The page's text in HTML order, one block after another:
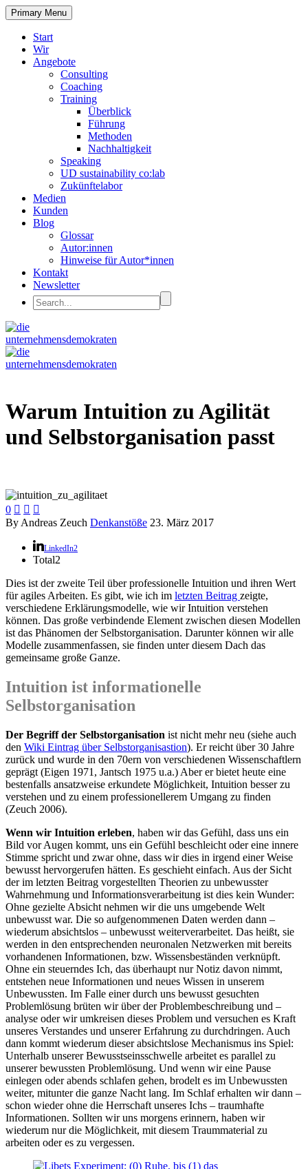
Primary Menu
Start
Wir
Angebote
Consulting
Coaching
Training
Überblick
Führung
Methoden
Nachhaltigkeit
Speaking
UD sustainability co:lab
Zukünftelabor
Medien
Kunden
Blog
Glossar
Autor:innen
Hinweise für Autor*innen
Kontakt
Newsletter
Warum Intuition zu Agilität
und Selbstorganisation passt
0   
By Andreas Zeuch Denkanstöße 23. März 2017
LinkedIn2
Total2
Dies ist der zweite Teil über professionelle Intuition und ihren Wert
für agiles Arbeiten. Es gibt, wie ich im letzten Beitrag zeigte,
verschiedene Erklärungsmodelle, wie wir Intuition verstehen
können. Das große verbindende Element zwischen diesen Modellen
ist das Phänomen der Selbstorganisation. Darunter können wir alle
Modelle zusammenfassen, sie finden unter diesem Dach das
gemeinsame große Ganze.
Intuition ist informationelle
Selbstorganisation
Der Begriff der Selbstorganisation ist nicht mehr neu (siehe auch
den Wiki Eintrag über Selbstorganisastion). Er reicht über 30 Jahre
zurück und wurde in den 70ern von verschiedenen Wissenschaftlern
geprägt (Eigen 1971, Jantsch 1975 u.a.) Aber er bietet heute eine
bestenfalls ansatzweise erkundete Möglichkeit, Intuition besser zu
verstehen und zu einem professionellerem Umgang zu finden
(Zeuch 2006).
Wenn wir Intuition erleben, haben wir das Gefühl, dass uns ein
Bild vor Augen kommt, uns ein Gefühl beschleicht oder eine innere
Stimme spricht und zwar ohne, dass wir dies in irgend einer Weise
bewusst hervorgerufen hätten. Es geschieht einfach. Aus der Sicht
der im letzten Beitrag vorgestellten Theorien zu unbewusster
Wahrnehmung und Informationsverarbeitung ist dies kein Wunder:
Ohne gezielte Absicht nehmen wir die uns umgebende Welt
unbewusst war. Die so aufgenommenen Daten werden dann –
wiederum absichtslos – unbewusst weiterverarbeitet. Das heißt, sie
werden in den entsprechenden neuronalen Netzwerken mit bereits
vorhandenen Informationen, bzw. Wissensbeständen verknüpft.
Ohne ein steuerndes Ich, das überhaupt nur Notiz davon nimmt,
entstehen neue Informationen und neues Wissen in unserem
Unbewussten. Im Falle einer durch uns bewusst gesuchten
Problemlösung brüten wir über der Problembeschreibung und –
analyse oder wir umkreisen dieses Problem und versuchen es Kraft
unseres Verstandes und unserer Erfahrung zu durchdringen. Auch
dann kommt wiederum dieser absichtslose Mechanismus ins Spiel:
Unterhalb unserer Bewusstseinsschwelle arbeitet es parallel zu
unserer bewussten Problemlösung. Und wenn wir eine Pause
einlegen oder abends schlafen gehen, brodelt es im Unbewussten
weiter, mitunter die ganze Nacht lang. Im Schlaf erhalten wir dann –
schon wieder ohne die Herrschaft unseres Ichs – traumhafte
Informationen. Sollten wir uns morgens erinnern, haben wir
wiederum nur die Möglichkeit, mit diesem Traummaterial zu
arbeiten oder es zu vergessen.